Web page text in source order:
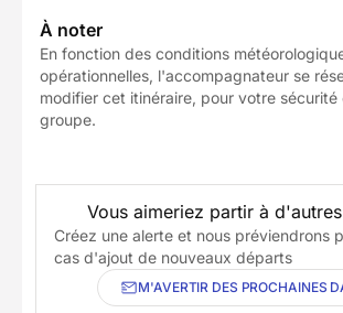
À noter
En fonction des conditions
opérationnelles, l'accompagnateur se
modifier cet itinéraire, pour votre sécurité
groupe.
Vous aimeriez partir à
Créez une alerte et nous préviendrons
cas d'ajout de nouveaux départs
M'AVERTIR DES PROCHAINES